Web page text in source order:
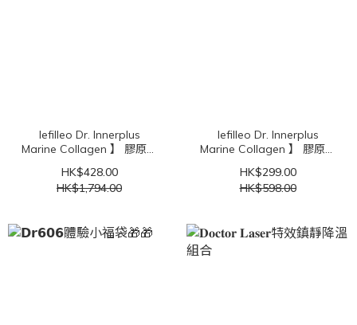
lefilleo Dr. Innerplus
Marine Collagen 】 膠原蛋
白抗糖美白飲(蜜桃味加強
版) 買一送一
HK$428.00
HK$1,794.00
lefilleo Dr. Innerplus
Marine Collagen 】 膠原蛋
白抗糖美白飲(蜜桃味加強
版)
HK$299.00
HK$598.00